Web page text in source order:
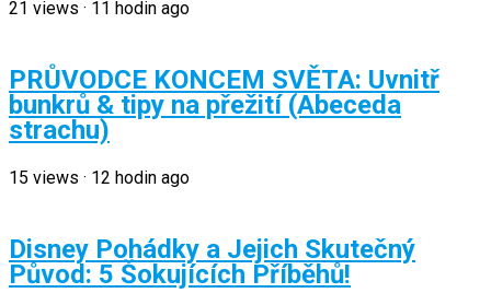
21 views · 11 hodin ago
PRŮVODCE KONCEM SVĚTA: Uvnitř
bunkrů & tipy na přežití (Abeceda
strachu)
15 views · 12 hodin ago
Disney Pohádky a Jejich Skutečný
Původ: 5 Šokujících Příběhů!